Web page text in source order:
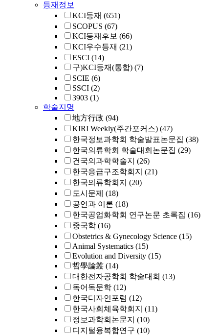
등재정보
KCI등재 (651)
SCOPUS (67)
KCI등재후보 (66)
KCI우수등재 (21)
ESCI (14)
구)KCI등재(통합) (7)
SCIE (6)
SSCI (2)
3903 (1)
학술지명
地方行政 (94)
KIRI Weekly(주간포커스) (47)
한국정보과학회 학술발표논문집 (38)
한국의류학회 학술대회논문집 (29)
건국의과학학술지 (26)
한국응급구조학회지 (21)
한국의류학회지 (20)
도시문제 (18)
공연과 이론 (18)
한국공업화학회 연구논문 초록집 (16)
중국학 (16)
Obstetrics & Gynecology Science (15)
Animal Systematics (15)
Evolution and Diversity (15)
哲學論叢 (14)
대한전자공학회 학술대회 (13)
독어독문학 (12)
한국디자인포럼 (12)
한국사회체육학회지 (11)
정보과학회논문지 (10)
디지털융복합연구 (10)